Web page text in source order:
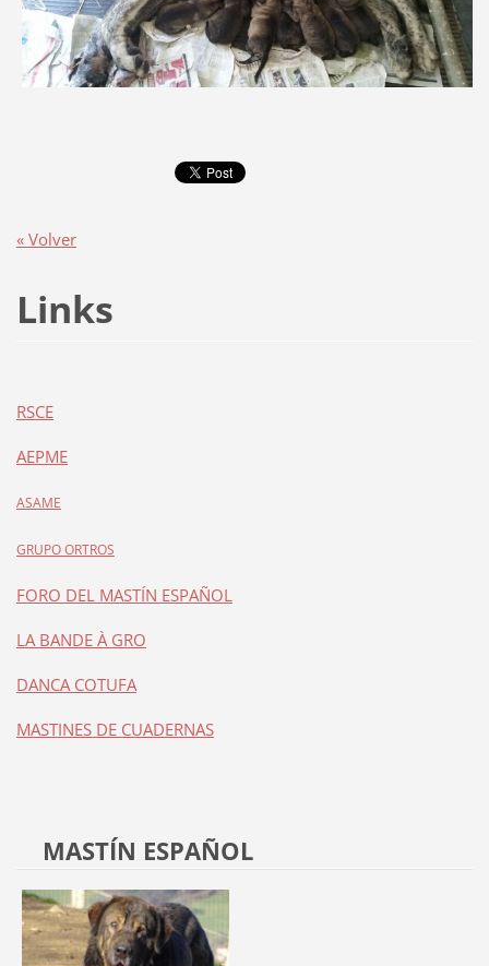
« Volver
Links
RSCE
AEPME
ASAME
GRUPO ORTROS
FORO DEL MASTÍN ESPAÑOL
LA BANDE À GRO
DANCA COTUFA
MASTINES DE CUADERNAS
MASTÍN ESPAÑOL